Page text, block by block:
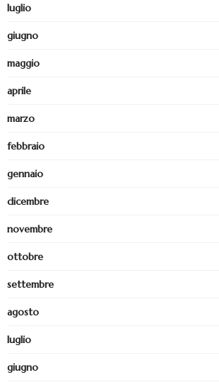
luglio
giugno
maggio
aprile
marzo
febbraio
gennaio
dicembre
novembre
ottobre
settembre
agosto
luglio
giugno